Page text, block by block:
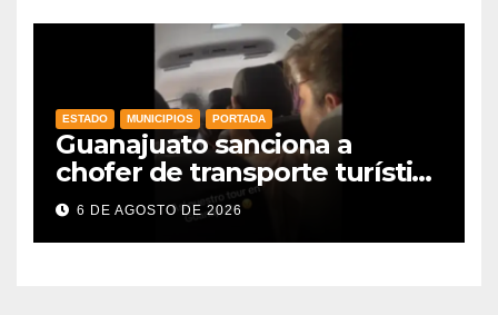
ESTADO MUNICIPIOS PORTADA
Guanajuato sanciona a
chofer de transporte turístico
e intensifica operativos de
vigilancia
6 DE AGOSTO DE 2026